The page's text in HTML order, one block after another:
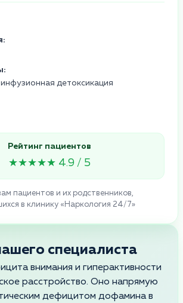
детоксикация
Рейтинг пациентов
★★★★★ 4.9 / 5
пациентов и их родственников,
в клинику «Наркология 24/7»
специалиста
внимания и гиперактивности
расстройство. Оно напрямую
дефицитом дофамина в